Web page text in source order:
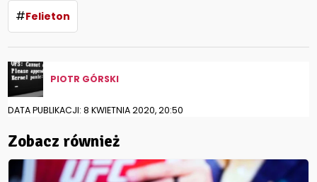
#Felieton
PIOTR GÓRSKI
DATA PUBLIKACJI: 8 KWIETNIA 2020, 20:50
Zobacz również